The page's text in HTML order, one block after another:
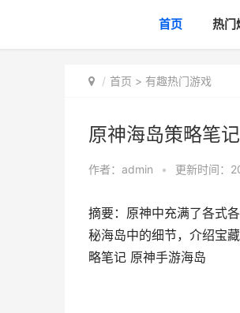
首页 热门
首页 > 有趣热门游戏
原神海岛策略笔
作者： admin • 更新时间：
摘要：原神中充满了各式
秘海岛中的细节，介绍宝
略笔记 原神手游海岛